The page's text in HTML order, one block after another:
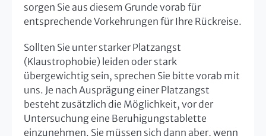
sorgen Sie aus diesem Grunde vorab für
entsprechende Vorkehrungen für Ihre Rückreise.
Sollten Sie unter starker Platzangst
(Klaustrophobie) leiden oder stark
übergewichtig sein, sprechen Sie bitte vorab mit
uns. Je nach Ausprägung einer Platzangst
besteht zusätzlich die Möglichkeit, vor der
Untersuchung eine Beruhigungstablette
einzunehmen. Sie müssen sich dann aber, wenn